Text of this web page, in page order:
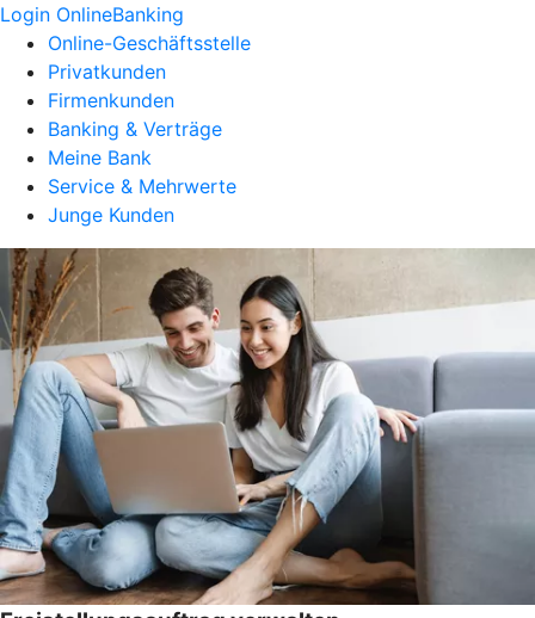
Login OnlineBanking
Online-Geschäftsstelle
Privatkunden
Firmenkunden
Banking & Verträge
Meine Bank
Service & Mehrwerte
Junge Kunden